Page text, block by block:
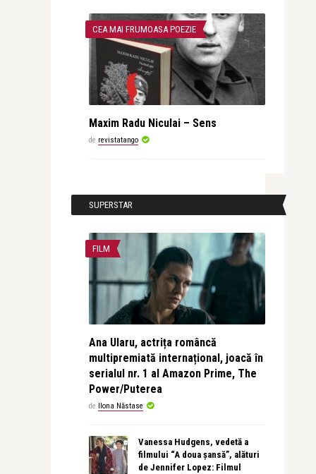
CEA MAI FRUMOASA POEZIE
Maxim Radu Niculai – Sens
de revistatango
SUPERSTAR
FILM
Ana Ularu, actrița româncă
multipremiată internațional, joacă în
serialul nr. 1 al Amazon Prime, The
Power/Puterea
de Ilona Năstase
Vanessa Hudgens, vedetă a
filmului “A doua șansă”, alături
de Jennifer Lopez: Filmul